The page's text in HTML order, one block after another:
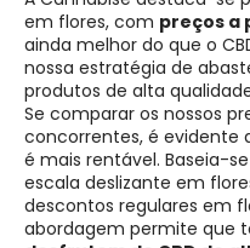
em flores, com preços a
ainda melhor do que o
nossa estratégia de
produtos de alta
Se comparar os nossos
concorrentes, é evidente
é mais rentável. Baseia-
escala deslizante em
descontos regulares em
abordagem permite que